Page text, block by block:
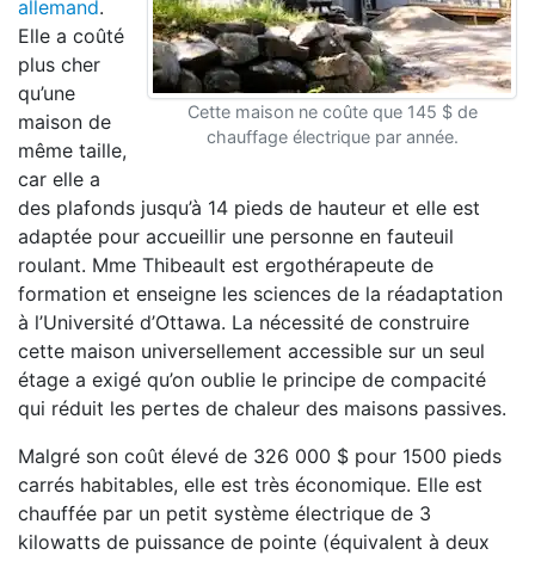
Cette maison ne coûte que 145 $ de
chauffage électrique par année.
allemand.
Elle a coûté
plus cher
qu’une
maison de
même taille,
car elle a
des plafonds jusqu’à 14 pieds de hauteur et elle est
adaptée pour accueillir une personne en fauteuil
roulant. Mme Thibeault est ergothérapeute de
formation et enseigne les sciences de la réadaptation
à l’Université d’Ottawa. La nécessité de construire
cette maison universellement accessible sur un seul
étage a exigé qu’on oublie le principe de compacité
qui réduit les pertes de chaleur des maisons passives.
Malgré son coût élevé de 326 000 $ pour 1500 pieds
carrés habitables, elle est très économique. Elle est
chauffée par un petit système électrique de 3
kilowatts de puissance de pointe (équivalent à deux